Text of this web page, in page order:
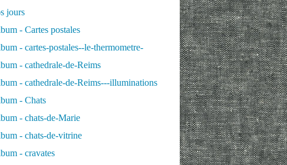
jours
- Cartes postales
- cartes-postales--le-thermometre-
- cathedrale-de-Reims
- cathedrale-de-Reims---illuminations
- Chats
- chats-de-Marie
- chats-de-vitrine
- cravates